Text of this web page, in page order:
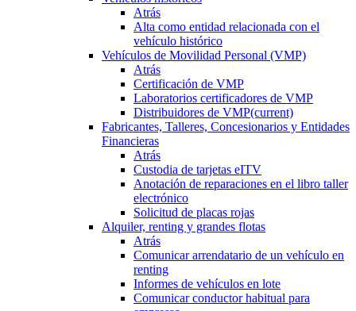
Atrás
Alta como entidad relacionada con el
vehículo histórico
Vehículos de Movilidad Personal (VMP)
Atrás
Certificación de VMP
Laboratorios certificadores de VMP
Distribuidores de VMP(current)
Fabricantes, Talleres, Concesionarios y Entidades
Financieras
Atrás
Custodia de tarjetas eITV
Anotación de reparaciones en el libro taller
electrónico
Solicitud de placas rojas
Alquiler, renting y grandes flotas
Atrás
Comunicar arrendatario de un vehículo en
renting
Informes de vehículos en lote
Comunicar conductor habitual para